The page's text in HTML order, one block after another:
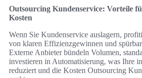
Outsourcing Kundenservice: Vorteile
Kosten
Wenn Sie Kundenservice auslagern,
von klaren Effizienzgewinnen und
Externe Anbieter bündeln Volumen,
investieren in Automatisierung, was Ihre
reduziert und die Kosten Outsourcing